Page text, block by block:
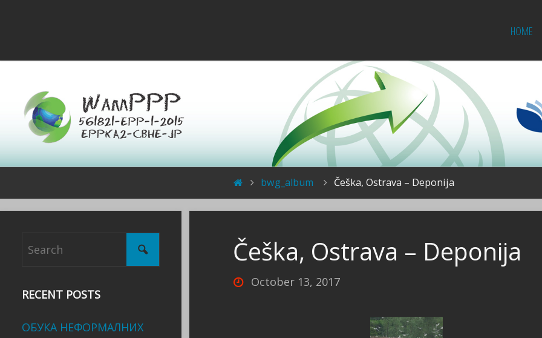
HOME
bwg_album Češka, Ostrava – Deponija
Češka, Ostrava – Deponija
October 13, 2017
RECENT POSTS
ОБУКА НЕФОРМАЛНИХ